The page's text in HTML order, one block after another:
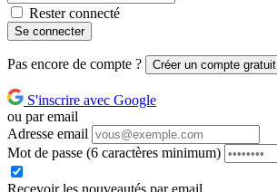
Rester connecté
Se connecter
Pas encore de compte ? Créer un compte gratuit
S'inscrire avec Google
ou par email
Adresse email
Mot de passe (6 caractères minimum)